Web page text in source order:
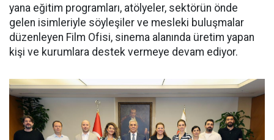
yana eğitim programları, atölyeler, sektörün önde
gelen isimleriyle söyleşiler ve mesleki buluşmalar
düzenleyen Film Ofisi, sinema alanında üretim yapan
kişi ve kurumlara destek vermeye devam ediyor.